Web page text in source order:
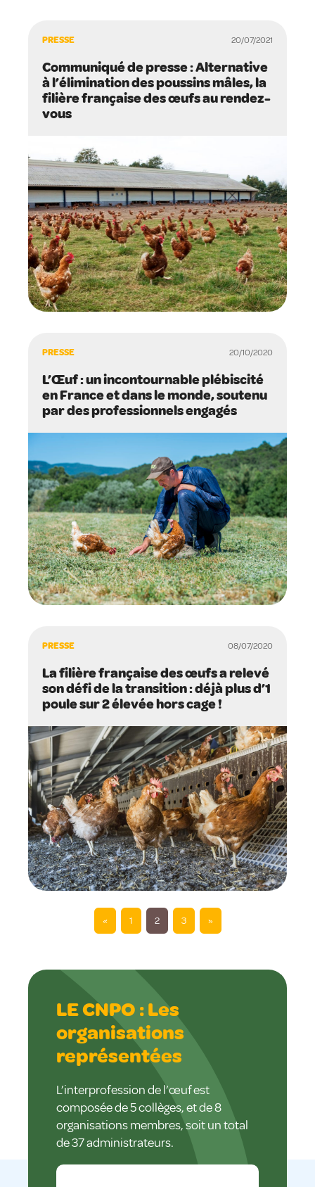
PRESSE 20/07/2021
Communiqué de presse : Alternative
à l’élimination des poussins mâles, la
filière française des œufs au rendez-
vous
PRESSE 20/10/2020
L’Œuf : un incontournable plébiscité
en France et dans le monde, soutenu
par des professionnels engagés
PRESSE 08/07/2020
La filière française des œufs a relevé
son défi de la transition : déjà plus d’1
poule sur 2 élevée hors cage !
« 1 2 3 »
LE CNPO : Les
organisations
représentées
L’interprofession de l’œuf est
composée de 5 collèges, et de 8
organisations membres, soit un total
de 37 administrateurs.